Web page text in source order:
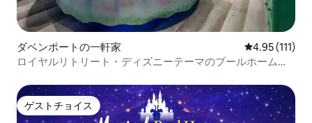
ダベンポートの一軒家 レビュー111
4.95 (111)
ロイヤルリトリート・ディズニーテーマのプールホーム、
ゲストチョイス
ゲストチョイス